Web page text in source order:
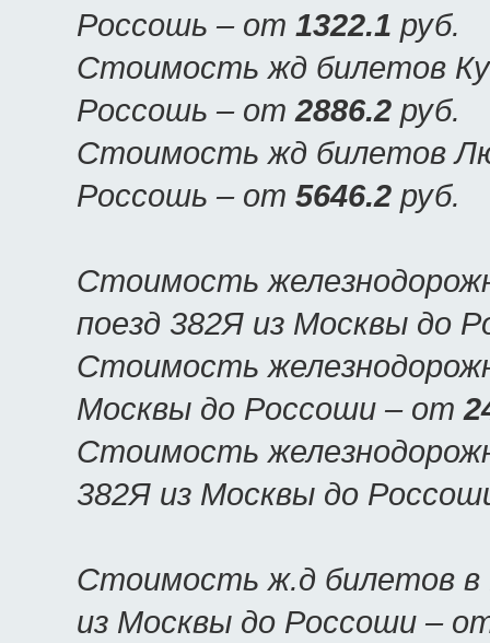
Россошь – от 1322.1 руб.
Стоимость жд билетов
Россошь – от2886.2 руб.
Стоимость жд билетов
Россошь – от 5646.2 руб.
Стоимость
поезд 382Я из Москвы до
Стоимость
Москвы до Россоши – от
Стоимость
382Я из Москвы до
Стоимость ж.д билетов в
из Москвы до Россоши –